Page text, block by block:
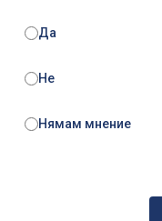
Да
Не
Нямам мнение